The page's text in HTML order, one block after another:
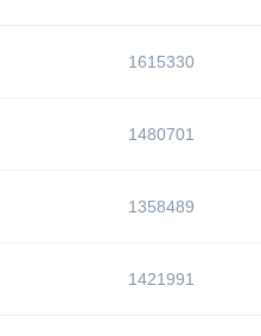
1615330
1480701
1358489
1421991